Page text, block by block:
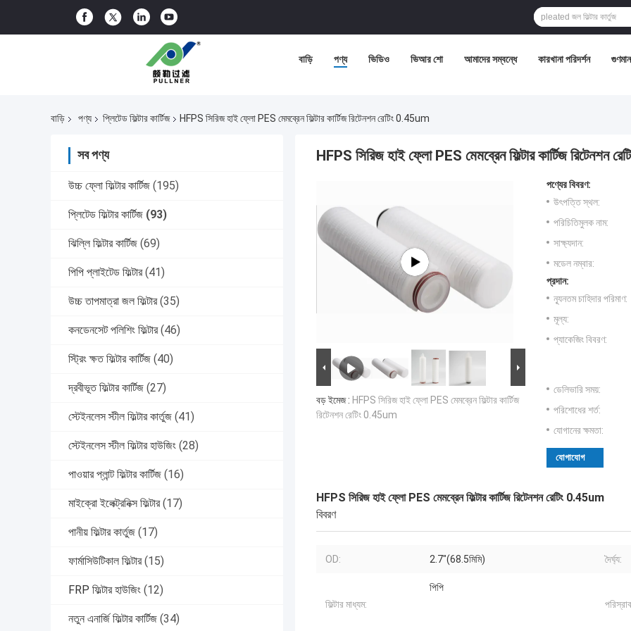
বাড়ি পণ্য ভিডিও ভিআর শো আমাদের সম্বন্ধে কারখানা পরিদর্শন
বাড়ি পণ্য প্লিটেড ফিল্টার কার্টিজ HFPS সিরিজ হাই ফ্লো PES মেমব্রেন ফিল্টার কার্টিজ রিটেনশন রেটিং 0.45um
সব পণ্য
উচ্চ ফ্লো ফিল্টার কার্টিজ (195)
প্লিটেড ফিল্টার কার্টিজ (93)
ঝিল্লি ফিল্টার কার্টিজ (69)
পিপি প্লাইটেড ফিল্টার (41)
উচ্চ তাপমাত্রা জল ফিল্টার (35)
কনডেনসেট পলিশিং ফিল্টার (46)
স্ট্রিং ক্ষত ফিল্টার কার্টিজ (40)
দ্রবীভূত ফিল্টার কার্টিজ (27)
স্টেইনলেস স্টীল ফিল্টার কার্তুজ (41)
স্টেইনলেস স্টীল ফিল্টার হাউজিং (28)
পাওয়ার প্লান্ট ফিল্টার কার্টিজ (16)
মাইক্রো ইলেক্ট্রনিক্স ফিল্টার (17)
পানীয় ফিল্টার কার্তুজ (17)
ফার্মাসিউটিকাল ফিল্টার (15)
FRP ফিল্টার হাউজিং (12)
নতুন এনার্জি ফিল্টার কার্টিজ (34)
HFPS সিরিজ হাই ফ্লো PES মেমব্রেন ফিল্টার কার্টিজ রিটেনশন
বড় ইমেজ : HFPS সিরিজ হাই ফ্লো PES মেমব্রেন ফিল্টার কার্টিজ
রিটেনশন রেটিং 0.45um
পণ্যের বিবরণ:
উৎপত্তি স্থল:
পরিচিতিমুলক নাম:
সাক্ষ্যদান:
মডেল নম্বার:
প্রদান:
ন্যূনতম চাহিদার পরিমাণ:
মূল্য:
প্যাকেজিং বিবরণ:
ডেলিভারি সময়:
পরিশোধের শর্ত:
যোগানের ক্ষমতা:
যোগাযোগ
HFPS সিরিজ হাই ফ্লো PES মেমব্রেন ফিল্টার কার্টিজ রিটেনশন রেটিং 0.45um
বিবরণ
OD: 2.7"(68.5মিমি) দৈর্ঘ্য:
ফিল্টার মাধ্যম:
পিপি